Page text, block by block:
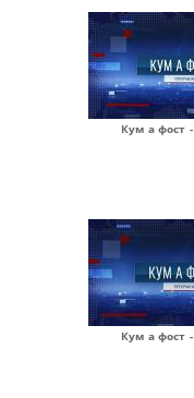
Кум а фост
Кум а фост